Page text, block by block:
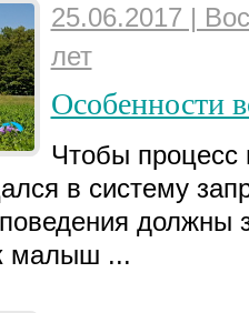
25.06.2017 |
лет
Особенности
Чтобы процесс
в систему
должны
малыш ...